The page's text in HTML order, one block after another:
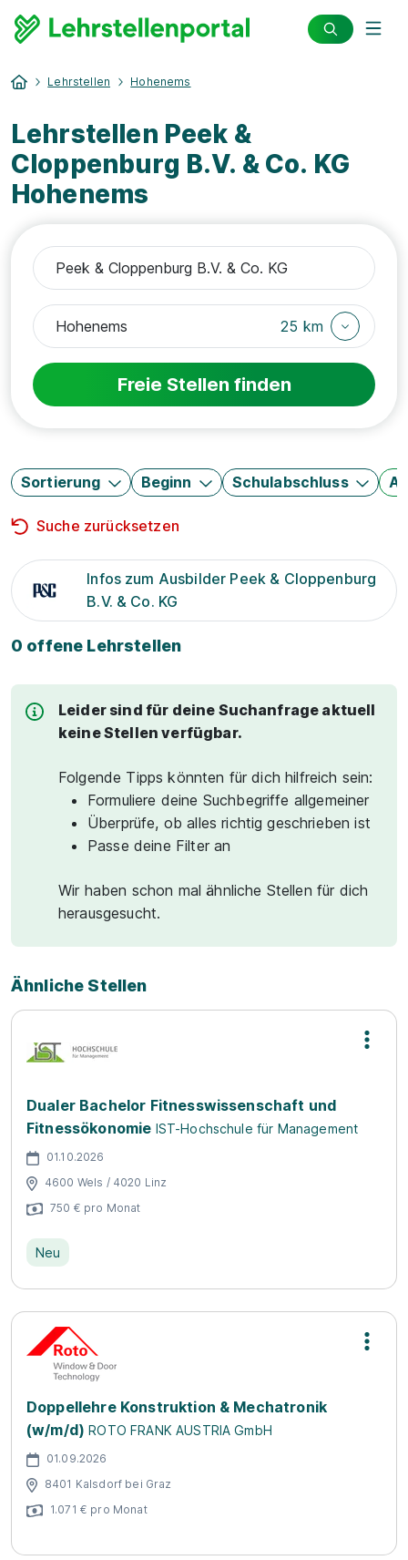
Lehrstellen Hohenems
Lehrstellen Peek &
Cloppenburg B.V. & Co. KG
Hohenems
25 km
Freie Stellen finden
Sortierung Beginn Schulabschluss
Suche zurücksetzen
Infos zum Ausbilder Peek & Cloppenburg
B.V. & Co. KG
0 offene Lehrstellen
Leider sind für deine Suchanfrage aktuell
keine Stellen verfügbar.
Folgende Tipps könnten für dich hilfreich sein:
Formuliere deine Suchbegriffe allgemeiner
Überprüfe, ob alles richtig geschrieben ist
Passe deine Filter an
Wir haben schon mal ähnliche Stellen für dich
herausgesucht.
Ähnliche Stellen
Dualer Bachelor Fitnesswissenschaft und
Fitnessökonomie IST-Hochschule für Management
01.10.2026
4600 Wels / 4020 Linz
750 € pro Monat
Neu
Doppellehre Konstruktion & Mechatronik
(w/m/d) ROTO FRANK AUSTRIA GmbH
01.09.2026
8401 Kalsdorf bei Graz
1.071 € pro Monat